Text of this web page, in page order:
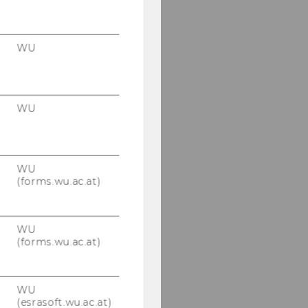
WU
WU
WU
(forms.wu.ac.at)
WU
(forms.wu.ac.at)
WU
(esrasoft.wu.ac.at)